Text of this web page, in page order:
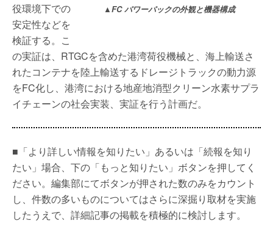
▲FC パワーパックの外観と機器構成
役環境下での
安定性などを
検証する。こ
の実証は、RTGCを含めた港湾荷役機械と、海上輸送さ
れたコンテナを陸上輸送するドレージトラックの動力源
をFC化し、港湾における地産地消型クリーン水素サプラ
イチェーンの社会実装、実証を行う計画だ。
■「より詳しい情報を知りたい」あるいは「続報を知り
たい」場合、下の「もっと知りたい」ボタンを押してく
ださい。編集部にてボタンが押された数のみをカウント
し、件数の多いものについてはさらに深掘り取材を実施
したうえで、詳細記事の掲載を積極的に検討します。